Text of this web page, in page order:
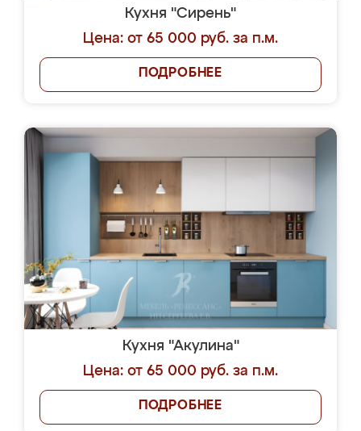
Кухня "Сирень"
Цена: от 65 000 руб. за п.м.
ПОДРОБНЕЕ
Кухня "Акулина"
Цена: от 65 000 руб. за п.м.
ПОДРОБНЕЕ